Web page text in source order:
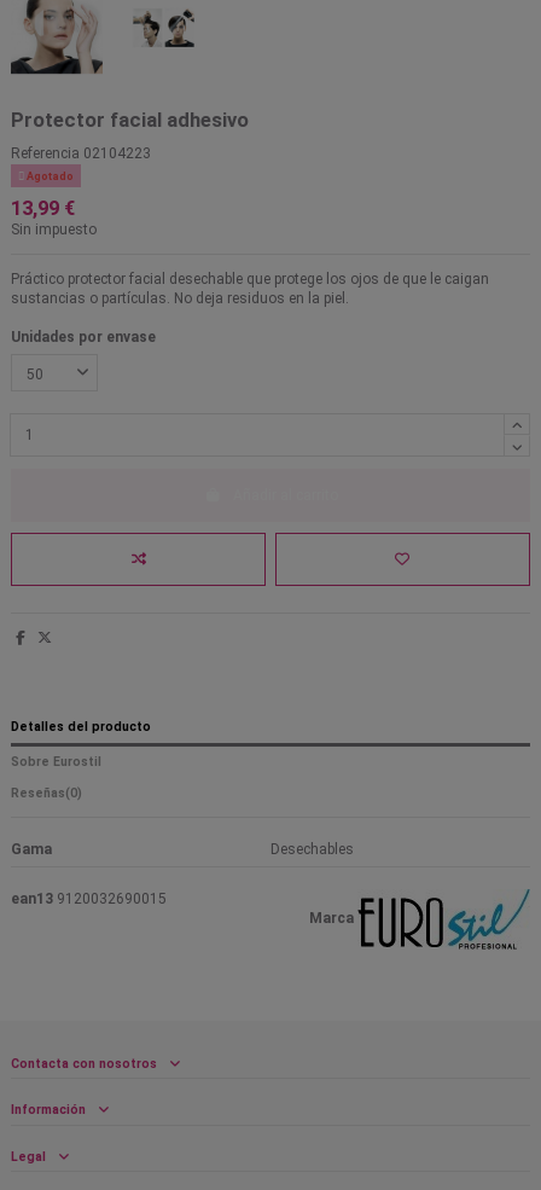
Protector facial adhesivo
Referencia 02104223
 Agotado
13,99 €
Sin impuesto
Práctico protector facial desechable que protege los ojos de que le caigan
sustancias o partículas. No deja residuos en la piel.
Unidades por envase
Detalles del producto
Sobre Eurostil
Reseñas(0)
Gama Desechables
Marca
ean13 9120032690015
Contacta con nosotros
Información
Legal